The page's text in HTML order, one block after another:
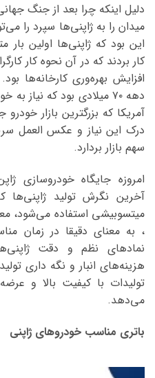
میدان را به ژاپنی‌ها سپرد را
کار بردند که در آن نحوه‌ کار
افزایش بهره‌وری کارخانه‌ها
دهه ۷۰ میلادی بود که
آمریکا که بزرگترین بازار
درک این نیاز و عکس العمل
سهم بازار بردارد.
امروزه جایگاه خودروسازی
آخرین نگرش تولید ژاپنی‌ها
، به معنای دقیقا در زمان
نمادهای نظم و دقت
هزینه‌های انبار و نگه داری
تولیدات با کیفیت بالا و
می‌دهد.
باتری مناسب خودروهای ژاپنی